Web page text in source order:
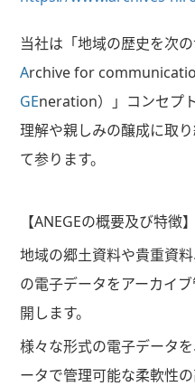
当社は「地域の歴史を次
Archive for
GEneration）」コンセプ
理解や親しみの醸成に取
て参ります。
【ANEGEの概要及び特徴】
地域の郷土資料や貴重資
の電子データをアーカイ
開します。
様々な形式の電子データ
ータで管理可能な柔軟性